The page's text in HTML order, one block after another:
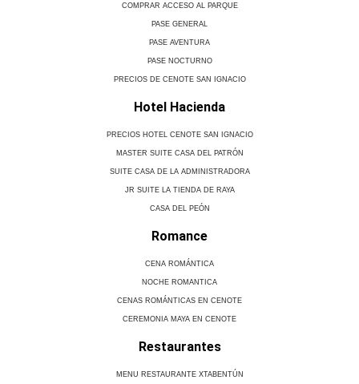
COMPRAR ACCESO AL PARQUE
PASE GENERAL
PASE AVENTURA
PASE NOCTURNO
PRECIOS DE CENOTE SAN IGNACIO
Hotel Hacienda
PRECIOS HOTEL CENOTE SAN IGNACIO
MASTER SUITE CASA DEL PATRÓN
SUITE CASA DE LA ADMINISTRADORA
JR SUITE LA TIENDA DE RAYA
CASA DEL PEÓN
Romance
CENA ROMÁNTICA
NOCHE ROMANTICA
CENAS ROMÁNTICAS EN CENOTE
CEREMONIA MAYA EN CENOTE
Restaurantes
MENU RESTAURANTE XTABENTÚN